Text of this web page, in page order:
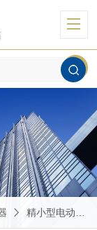
精小型电动执行器